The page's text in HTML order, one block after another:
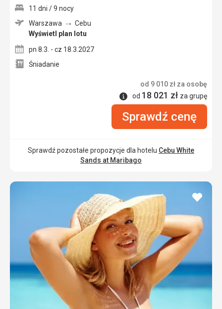
11 dni / 9 nocy
Warszawa
Cebu
Wyświetl plan lotu
pn 8.3. - cz 18.3.2027
Śniadanie
od 9 010 zł za osobę
Informacje
od 18 021 zł za grupę
Sprawdź cenę
Sprawdź pozostałe propozycje dla hotelu Cebu White
Sands at Maribago
dodaj